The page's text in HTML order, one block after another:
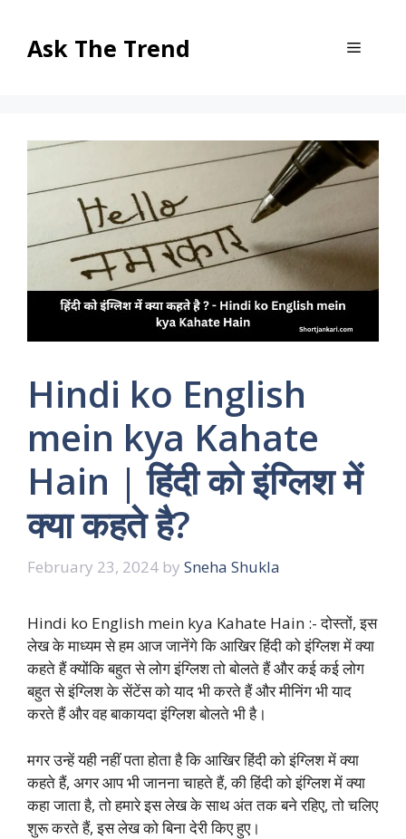
contentAsk The Trend Menu
Hindi ko English
mein kya Kahate
Hain | हिंदी को इंग्लिश में
क्या कहते है?
February 23, 2024 by Sneha Shukla
Hindi ko English mein kya Kahate Hain :- दोस्तों, इस
लेख के माध्यम से हम आज जानेंगे कि आखिर हिंदी को इंग्लिश में क्या
कहते हैं क्योंकि बहुत से लोग इंग्लिश तो बोलते हैं और कई कई लोग
बहुत से इंग्लिश के सेंटेंस को याद भी करते हैं और मीनिंग भी याद
करते हैं और वह बाकायदा इंग्लिश बोलते भी है।
मगर उन्हें यही नहीं पता होता है कि आखिर हिंदी को इंग्लिश में क्या
कहते हैं, अगर आप भी जानना चाहते हैं, की हिंदी को इंग्लिश में क्या
कहा जाता है, तो हमारे इस लेख के साथ अंत तक बने रहिए, तो चलिए
शुरू करते हैं, इस लेख को बिना देरी किए हुए।